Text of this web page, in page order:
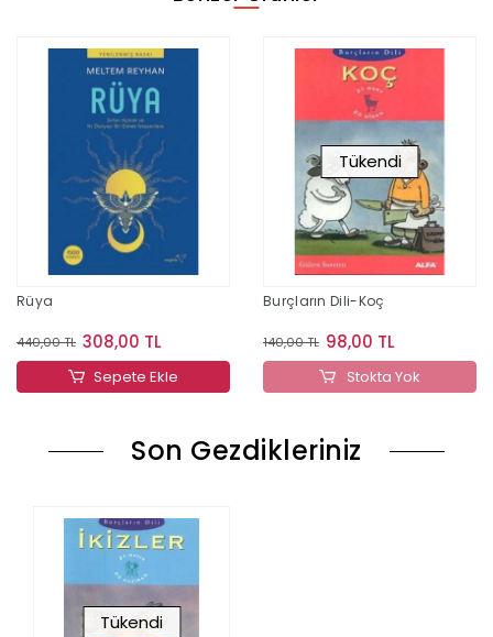
Rüya
440,00 TL 308,00 TL
Sepete Ekle
Tükendi
Burçların Dili-Koç
140,00 TL 98,00 TL
Stokta Yok
Son Gezdikleriniz
Tükendi